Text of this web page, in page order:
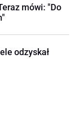
mówi: "Do
odzyskał